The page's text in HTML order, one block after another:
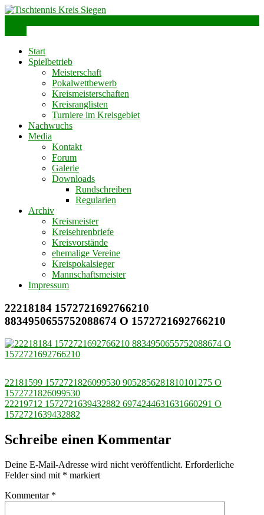
Skip
Tischtennis Kreis Siegen
Start
Spielbetrieb
Meisterschaft
Pokalwettbewerb
Kreismeisterschaften
Kreisranglisten
Turniere im Kreisgebiet
Nachwuchs
Media
Kontakt
Forum
Galerie
Downloads
Rundschreiben
Regularien
Archiv
Kreismeister
Kreisehrenbriefe
Kreisvorstände
ehemalige Vereine
Kreispokalsieger
Mannschaftsmeister
Impressum
22218184 1572721692766210
8834950655752088674 O 1572721692766210
Beitragsnavigation
22181599 1572721826099530 9052856281810101275 O
1572721826099530
22219712 1572721639432882 6974244631631660291 O
1572721639432882
Schreibe einen Kommentar
Deine E-Mail-Adresse wird nicht veröffentlicht. Erforderliche
Felder sind mit * markiert
Kommentar *